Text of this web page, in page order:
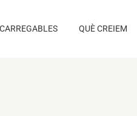
QUÈ CREIEM